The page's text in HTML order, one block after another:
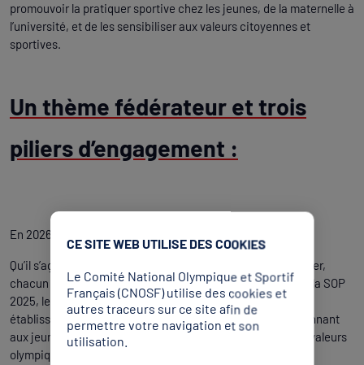
promouvoir la pratiquer sportive chez les jeunes, de la maternelle à
l’université, et de les sensibiliser aux valeurs citoyennes et
sportives.
Un thème fédérateur et trois
piliers d’engagement :
En 2026, la SOP mettra à l’honneur l’engagement.
Qu’il s’agisse d’un engagement sportif, bénévole ou supporter,
chacun peut s’impliquer à sa manière ! Suite au succès de la SOP
2025, le CNOSF et le CPSF invitent aujourd’hui tous les
établissements à poursuivre cet élan d’engagement, en donnant
aux jeunes l’envie d’agir, de s’impliquer et de faire vivre les valeurs
olympiques et paralympiques au quotidien.
CE SITE WEB UTILISE DES COOKIES
Le Comité National Olympique et Sportif
Français (CNOSF) utilise des cookies et
autres traceurs sur ce site afin de
permettre votre navigation et son
utilisation.